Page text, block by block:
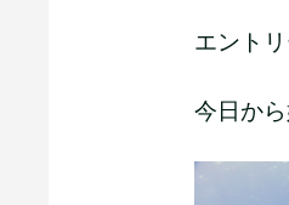
エント
今日か